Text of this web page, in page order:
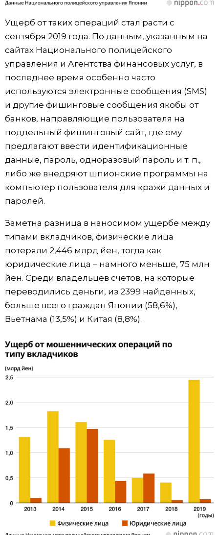
Ущерб от таких операций стал расти с
сентября 2019 года. По данным, указанным на
сайтах Национального полицейского
управления и Агентства финансовых услуг, в
последнее время особенно часто
используются электронные сообщения (SMS)
и другие фишинговые сообщения якобы от
банков, направляющие пользователя на
поддельный фишинговый сайт, где ему
предлагают ввести идентификационные
данные, пароль, одноразовый пароль и т. п.,
либо же внедряют шпионские программы на
компьютер пользователя для кражи данных и
паролей.
Заметна разница в наносимом ущербе между
типами вкладчиков, физические лица
потеряли 2,446 млрд йен, тогда как
юридические лица – намного меньше, 75 млн
йен. Среди владельцев счетов, на которые
переводились деньги, из 2399 найденных,
больше всего граждан Японии (58,6%),
Вьетнама (13,5%) и Китая (8,8%).